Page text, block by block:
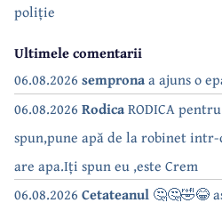
poliție
Ultimele comentarii
06.08.2026 sempronaa ajuns o
06.08.2026 RodicaRODICA
spun,pune apă de la robinet intr-
are apa.Iți spun eu ,este Crem
06.08.2026 Cetateanul 🤔🤔🤣😂